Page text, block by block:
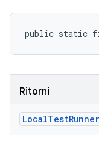
public static
Ritorni
LocalTest